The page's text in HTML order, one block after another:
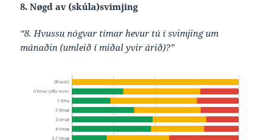
8. Nøgd av (skúla)svimjing
“8. Hvussu nógvar tímar hevur tú í svimjing um
mánaðin (umleið í miðal yvir árið)?”